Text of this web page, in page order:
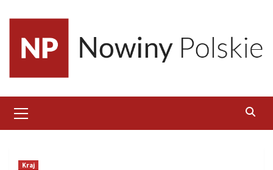
content
Menu
Kraj